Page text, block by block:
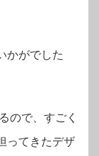
かがでした
ので、すごく
ってきたデザ